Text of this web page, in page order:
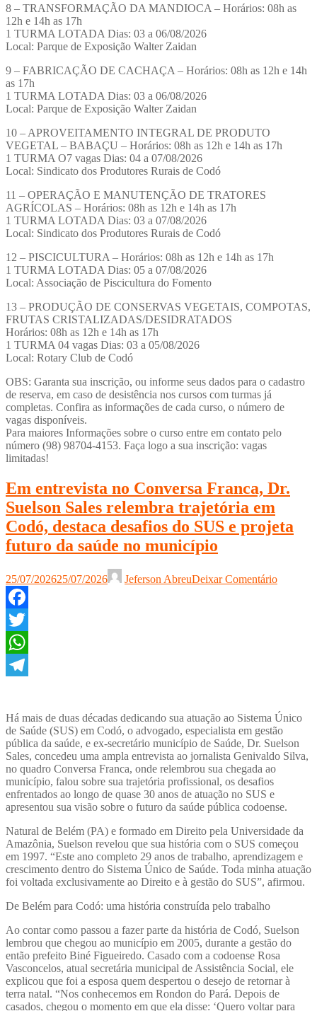
8 – TRANSFORMAÇÃO DA MANDIOCA – Horários: 08h as
12h e 14h as 17h
1 TURMA LOTADA Dias: 03 a 06/08/2026
Local: Parque de Exposição Walter Zaidan
9 – FABRICAÇÃO DE CACHAÇA – Horários: 08h as 12h e 14h
as 17h
1 TURMA LOTADA Dias: 03 a 06/08/2026
Local: Parque de Exposição Walter Zaidan
10 – APROVEITAMENTO INTEGRAL DE PRODUTO
VEGETAL – BABAÇU – Horários: 08h as 12h e 14h as 17h
1 TURMA O7 vagas Dias: 04 a 07/08/2026
Local: Sindicato dos Produtores Rurais de Codó
11 – OPERAÇÃO E MANUTENÇÃO DE TRATORES
AGRÍCOLAS – Horários: 08h as 12h e 14h as 17h
1 TURMA LOTADA Dias: 03 a 07/08/2026
Local: Sindicato dos Produtores Rurais de Codó
12 – PISCICULTURA – Horários: 08h as 12h e 14h as 17h
1 TURMA LOTADA Dias: 05 a 07/08/2026
Local: Associação de Piscicultura do Fomento
13 – PRODUÇÃO DE CONSERVAS VEGETAIS, COMPOTAS,
FRUTAS CRISTALIZADAS/DESIDRATADOS
Horários: 08h as 12h e 14h as 17h
1 TURMA 04 vagas Dias: 03 a 05/08/2026
Local: Rotary Club de Codó
OBS: Garanta sua inscrição, ou informe seus dados para o cadastro
de reserva, em caso de desistência nos cursos com turmas já
completas. Confira as informações de cada curso, o número de
vagas disponíveis.
Para maiores Informações sobre o curso entre em contato pelo
número (98) 98704-4153. Faça logo a sua inscrição: vagas
limitadas!
Em entrevista no Conversa Franca, Dr.
Suelson Sales relembra trajetória em
Codó, destaca desafios do SUS e projeta
futuro da saúde no município
25/07/202625/07/2026 Jeferson AbreuDeixar Comentário
Facebook
Twitter
WhatsApp
Há mais de duas décadas dedicando sua atuação ao Sistema Único
de Saúde (SUS) em Codó, o advogado, especialista em gestão
pública da saúde, e ex-secretário município de Saúde, Dr. Suelson
Sales, concedeu uma ampla entrevista ao jornalista Genivaldo Silva,
no quadro Conversa Franca, onde relembrou sua chegada ao
município, falou sobre sua trajetória profissional, os desafios
enfrentados ao longo de quase 30 anos de atuação no SUS e
apresentou sua visão sobre o futuro da saúde pública codoense.
Natural de Belém (PA) e formado em Direito pela Universidade da
Amazônia, Suelson revelou que sua história com o SUS começou
em 1997. “Este ano completo 29 anos de trabalho, aprendizagem e
crescimento dentro do Sistema Único de Saúde. Toda minha atuação
foi voltada exclusivamente ao Direito e à gestão do SUS”, afirmou.
De Belém para Codó: uma história construída pelo trabalho
Ao contar como passou a fazer parte da história de Codó, Suelson
lembrou que chegou ao município em 2005, durante a gestão do
então prefeito Biné Figueiredo. Casado com a codoense Rosa
Vasconcelos, atual secretária municipal de Assistência Social, ele
explicou que foi a esposa quem despertou o desejo de retornar à
terra natal. “Nos conhecemos em Rondon do Pará. Depois de
casados, chegou o momento em que ela disse: ‘Quero voltar para